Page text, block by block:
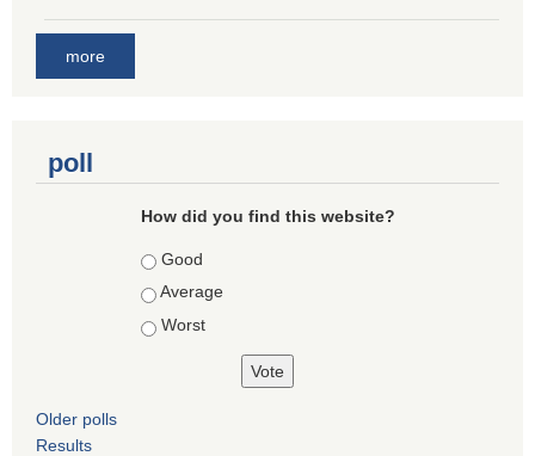
more
poll
How did you find this website?
Choices
Good
Average
Worst
Older polls
Results